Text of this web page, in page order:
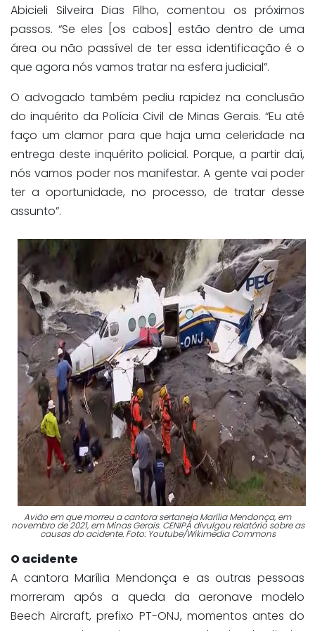
Abicieli Silveira Dias Filho, comentou os próximos
passos. “Se eles [os cabos] estão dentro de uma
área ou não passível de ter essa identificação é o
que agora nós vamos tratar na esfera judicial”.
O advogado também pediu rapidez na conclusão
do inquérito da Polícia Civil de Minas Gerais. “Eu até
faço um clamor para que haja uma celeridade na
entrega deste inquérito policial. Porque, a partir daí,
nós vamos poder nos manifestar. A gente vai poder
ter a oportunidade, no processo, de tratar desse
assunto”.
Avião em que morreu a cantora sertaneja Marília Mendonça, em
novembro de 2021, em Minas Gerais. CENIPA divulgou relatório sobre as
causas do acidente. Foto: Youtube/Wikimedia Commons
O acidente
A cantora Marília Mendonça e as outras pessoas
morreram após a queda da aeronave modelo
Beech Aircraft, prefixo PT-ONJ, momentos antes do